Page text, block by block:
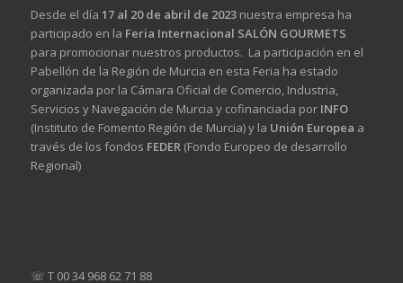
Desde el día 17 al 20 de abril de 2023nuestra empresa ha
participado en la Feria Internacional SALÓN GOURMETS
para promocionar nuestros productos. La participación en el
Pabellón de la Región de Murcia en esta Feria ha estado
organizada por la Cámara Oficial de Comercio, Industria,
Servicios y Navegación de Murcia y cofinanciada por INFO
(Instituto de Fomento Región de Murcia) y la Unión Europea a
través de los fondos FEDER(Fondo Europeo de desarrollo
Regional)
☏ T 00 34 968 62 71 88